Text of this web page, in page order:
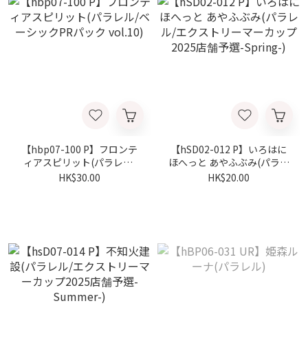
【hbp07-100 P】フロンテ
ィアスピリット(パラレル/
ベーシックPRパック
HK$30.00
【hSD02-012 P】いろはに
ほへっと あやふぶみ(パラレ
ル/エクストリーマーカップ
HK$20.00